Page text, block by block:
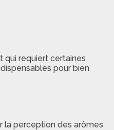
qui requiert certaines
pour bien
la perception des arômes